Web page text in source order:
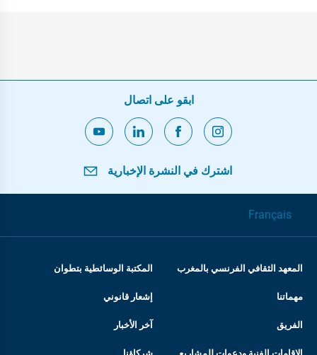
ابقو على اتصال
اشترك في النشرة الإخبارية
Français
المعهد الثقافي الفرنسي بالمغرب المكتبة الوسائطية بتطوان
مهماتنا إشعار قانوني
الفريق آخر الأخبار